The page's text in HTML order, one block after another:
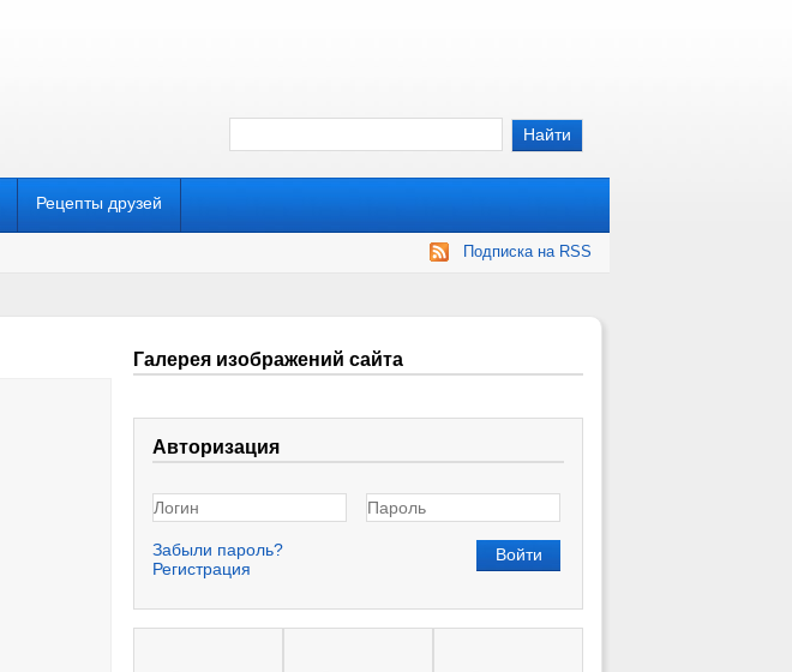
Рецепты друзей
Подписка на RSS
Галерея изображений сайта
Авторизация
Забыли пароль?
Регистрация